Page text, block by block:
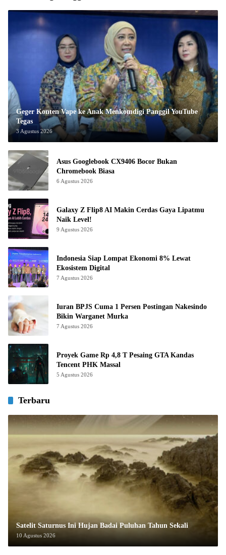
Geger Konten Vape ke Anak Menkomdigi Panggil YouTube
Tegas
3 Agustus 2026
Asus Googlebook CX9406 Bocor Bukan
Chromebook Biasa
6 Agustus 2026
Galaxy Z Flip8 AI Makin Cerdas Gaya Lipatmu
Naik Level!
9 Agustus 2026
Indonesia Siap Lompat Ekonomi 8% Lewat
Ekosistem Digital
7 Agustus 2026
Iuran BPJS Cuma 1 Persen Postingan Nakesindo
Bikin Warganet Murka
7 Agustus 2026
Proyek Game Rp 4,8 T Pesaing GTA Kandas
Tencent PHK Massal
5 Agustus 2026
Terbaru
Satelit Saturnus Ini Hujan Badai Puluhan Tahun Sekali
10 Agustus 2026